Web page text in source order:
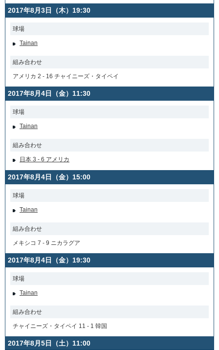
2017年8月3日（木）19:30
球場
Tainan
組み合わせ
アメリカ 2 - 16 チャイニーズ・タイペイ
2017年8月4日（金）11:30
球場
Tainan
組み合わせ
日本 3 - 6 アメリカ
2017年8月4日（金）15:00
球場
Tainan
組み合わせ
メキシコ 7 - 9 ニカラグア
2017年8月4日（金）19:30
球場
Tainan
組み合わせ
チャイニーズ・タイペイ 11 - 1 韓国
2017年8月5日（土）11:00